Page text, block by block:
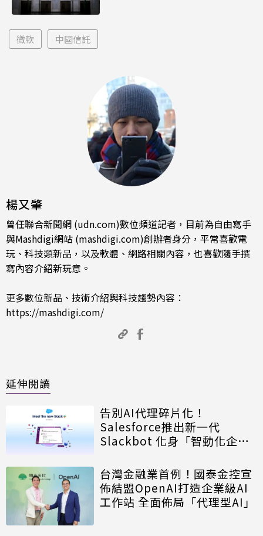
微軟 中國信託
楊又肇
曾任聯合新聞網 (udn.com)數位頻道記者，目前為自由寫手
與Mashdigi網站 (mashdigi.com)創辦者身分，平常喜歡電
玩、科技類新品，以及軟體、網路相關內容，也喜歡隨手撰
寫內容介紹新玩意。
更多數位新品、技術介紹與科技趨勢內容：
https://mashdigi.com/
延伸閱讀
告別AI代理碎片化！
Salesforce推出新一代
Slackbot 化身「智動化企
台灣金融業首例！國泰金控宣
佈結盟OpenAI打造企業級AI
工作站 全面佈局「代理型AI」